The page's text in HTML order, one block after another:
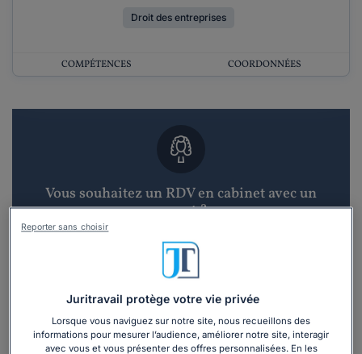
Droit des entreprises
COMPÉTENCES COORDONNÉES
Vous souhaitez un RDV en cabinet avec un
avocat ?
Recevoir des devis d'avocats
Juritravail protège votre vie privée
Lorsque vous naviguez sur notre site, nous recueillons des
informations pour mesurer l’audience, améliorer notre site, interagir
avec vous et vous présenter des offres personnalisées. En les
Reporter sans choisir